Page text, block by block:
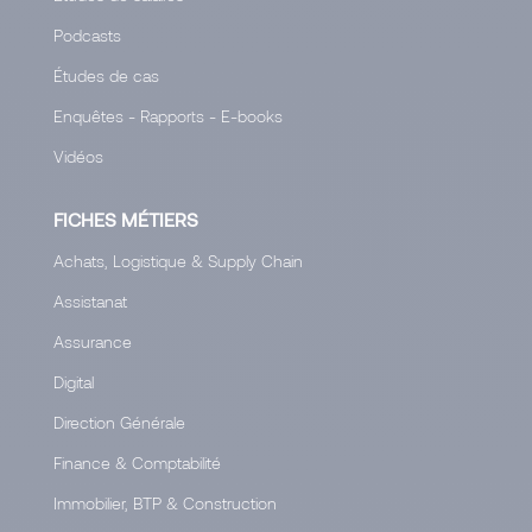
Podcasts
Études de cas
Enquêtes - Rapports - E-books
Vidéos
FICHES MÉTIERS
Achats, Logistique & Supply Chain
Assistanat
Assurance
Digital
Direction Générale
Finance & Comptabilité
Immobilier, BTP & Construction